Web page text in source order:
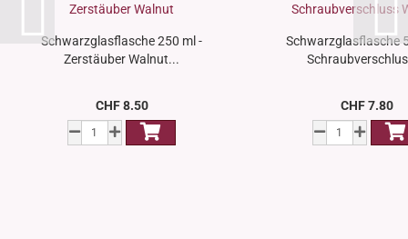
Schwarzglasflasche 250 ml -
Zerstäuber Walnut...
CHF 8.50
Schwarzglasflasche
CHF 7.80